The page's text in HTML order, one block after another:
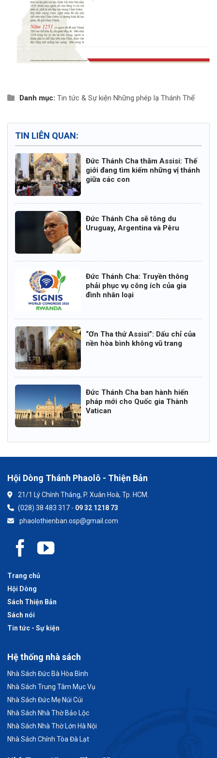
Danh mục: Tin tức & Sự kiện Những phép lạ Thánh Thể
TIN LIÊN QUAN:
Đức Thánh Cha thăm Assisi: Thế
giới đang tìm kiếm những vị thánh
giữa các con
Đức Thánh Cha sẽ tông du
Uruguay, Argentina và Pêru
Đức Thánh Cha: Truyền thông
phải phục vụ công ích của gia
đình nhân loại
“Ơn Tha thứ Assisi”: Dấu chỉ của
nền hòa bình không vũ trang
Đức Thánh Cha ban hành hiến
pháp mới cho Quốc gia Thành
Vatican
Hội Dòng Thánh Phaolô - Thiện Bản
21/1 Lý Chính Thắng, P. Xuân Hoà, Tp. HCM.
(028) 38 483 317 - 09 32 1218 73
phaolothienban.osp@gmail.com
Trang chủ
Hội Dòng
Sách Thiện Bản
Sách nói
Tin tức - Sự kiện
Hệ thống nhà sách
Nhà Sách Đức Bà Hòa Bình
Nhà Sách Trung Tâm Mục Vụ
Nhà Sách Đức Mẹ Núi Cúi
Nhà Sách Nhà Thờ Bảo Lộc
Nhà Sách Nhà Thờ Lớn Hà Nội
Nhà Sách Chính Tòa Đà Lạt